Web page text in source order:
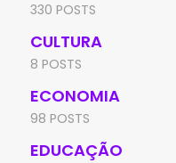
330 POSTS
CULTURA
8 POSTS
ECONOMIA
98 POSTS
EDUCAÇÃO